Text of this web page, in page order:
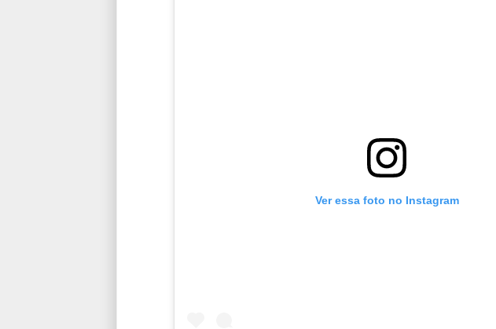
Ver essa foto no Instagram